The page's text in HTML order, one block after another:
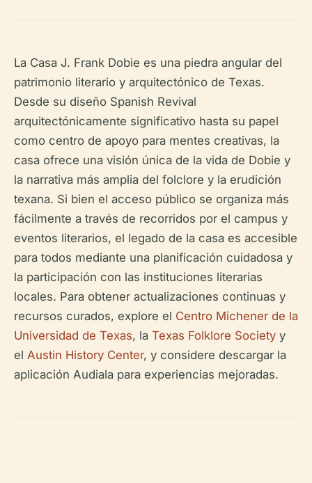
La Casa J. Frank Dobie es una piedra angular del
patrimonio literario y arquitectónico de Texas.
Desde su diseño Spanish Revival
arquitectónicamente significativo hasta su papel
como centro de apoyo para mentes creativas, la
casa ofrece una visión única de la vida de Dobie y
la narrativa más amplia del folclore y la erudición
texana. Si bien el acceso público se organiza más
fácilmente a través de recorridos por el campus y
eventos literarios, el legado de la casa es accesible
para todos mediante una planificación cuidadosa y
la participación con las instituciones literarias
locales. Para obtener actualizaciones continuas y
recursos curados, explore el Centro Michener de la
Universidad de Texas, la Texas Folklore Society y
el Austin History Center, y considere descargar la
aplicación Audiala para experiencias mejoradas.